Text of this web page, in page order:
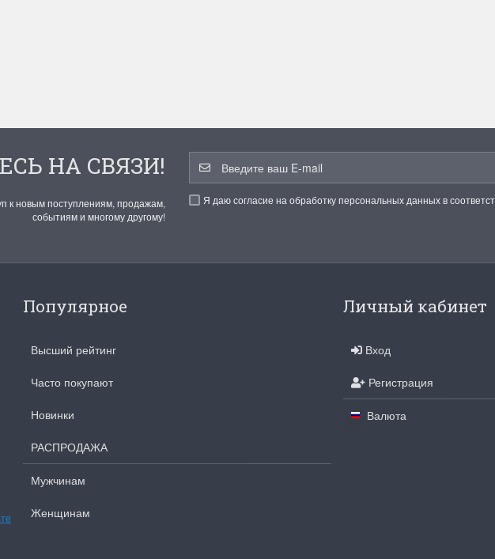
сборки. Спешите купить...
13:01
любимых "Чудесной иглы" и "Жар-Птицы"....
НА СВЯЗИ!
к новым поступлениям, продажам,
событиям и многому другому!
Я даю согласие на обработку персональных данных в
Популярное
Высший рейтинг
Часто покупают
Новинки
РАСПРОДАЖА
Мужчинам
Женщинам
Личный кабинет
Вход
Регистрация
Валюта